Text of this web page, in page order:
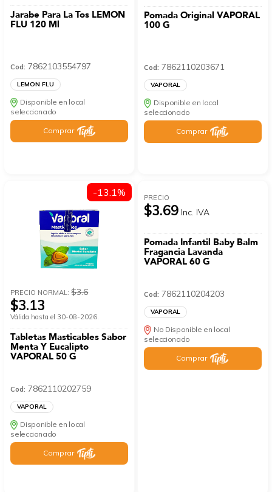
Jarabe Para La Tos LEMON
FLU 120 Ml
Cod: 7862103554797
LEMON FLU
Disponible en local
seleccionado
Comprar
Pomada Original VAPORAL
100 G
Cod: 7862110203671
VAPORAL
Disponible en local
seleccionado
Comprar
PRECIO NORMAL:$3.6
$3.13
Válida hasta el 30-08-2026.
Tabletas Masticables Sabor
Menta Y Eucalipto
VAPORAL 50 G
Cod: 7862110202759
VAPORAL
Disponible en local
seleccionado
Comprar
-13.1% PRECIO
$3.69 Inc. IVA
Pomada Infantil Baby Balm
Fragancia Lavanda
VAPORAL 60 G
Cod: 7862110204203
VAPORAL
No Disponible en local
seleccionado
Comprar